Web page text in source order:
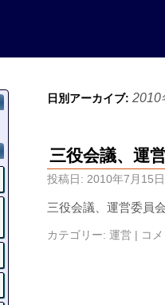
日別アーカイブ: 2010
三役会議、運
投稿日: 2010年7月15日
三役会議、運営委員
カテゴリー: 運営 | コ